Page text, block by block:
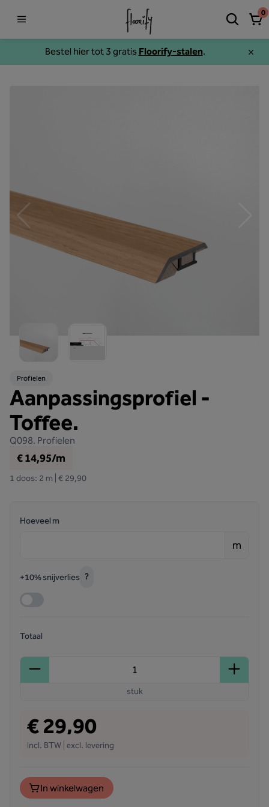
Bestel hier tot 3 gratis Floorify-stalen.
0
Profielen
Aanpassingsprofiel -
Toffee.
Q098. Profielen
€ 14,95/m
1 doos: 2 m | € 29,90
Hoeveel m
m
+10% snijverlies ?
Totaal
stuk
€ 29,90
Incl. BTW | excl. levering
In winkelwagen